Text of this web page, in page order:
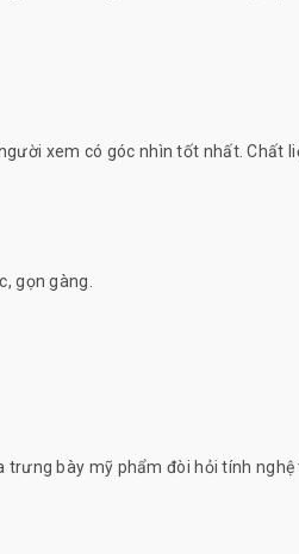
xem có góc nhìn tốt nhất. Chất
gọn gàng.
bày mỹ phẩm đòi hỏi tính